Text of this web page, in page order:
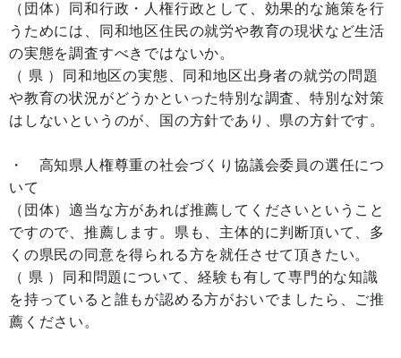
（団体）同和行政・人権行政として、効果的な施策を行
うためには、同和地区住民の就労や教育の現状など生活
の実態を調査すべきではないか。
（ 県 ）同和地区の実態、同和地区出身者の就労の問題
や教育の状況がどうかといった特別な調査、特別な対策
はしないというのが、国の方針であり、県の方針です。
・ 高知県人権尊重の社会づくり協議会委員の選任につ
いて
（団体）適当な方があれば推薦してくださいということ
ですので、推薦します。県も、主体的に判断頂いて、多
くの県民の同意を得られる方を就任させて頂きたい。
（ 県 ）同和問題について、経験も有して専門的な知識
を持っていると誰もが認める方がおいでましたら、ご推
薦ください。